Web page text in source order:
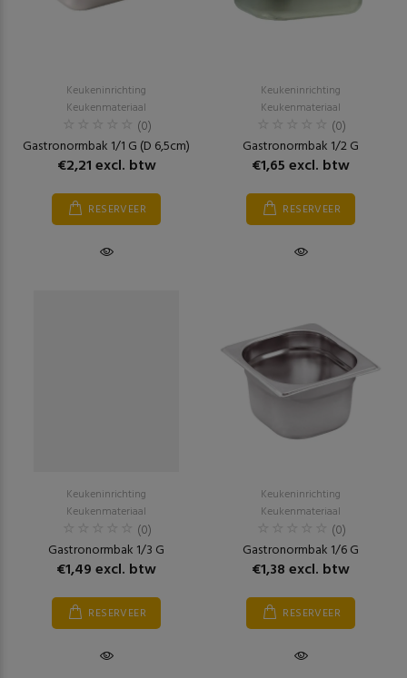
Keukeninrichting
Keukenmateriaal
(0)
Gastronormbak 1/1 G (D 6,5cm)
€2,21 excl. btw
RESERVEER
Keukeninrichting
Keukenmateriaal
(0)
Gastronormbak 1/2 G
€1,65 excl. btw
RESERVEER
Keukeninrichting
Keukenmateriaal
(0)
Gastronormbak 1/3 G
€1,49 excl. btw
RESERVEER
Keukeninrichting
Keukenmateriaal
(0)
Gastronormbak 1/6 G
€1,38 excl. btw
RESERVEER